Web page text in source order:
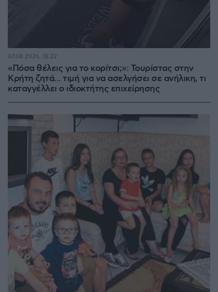
«Πόσα θέλεις για το κορίτσι;»: Τουρίστας στην
Κρήτη ζητά... τιμή για να ασελγήσει σε ανήλικη, τι
καταγγέλλει ο ιδιοκτήτης επιχείρησης
07.08.2026, 18:22